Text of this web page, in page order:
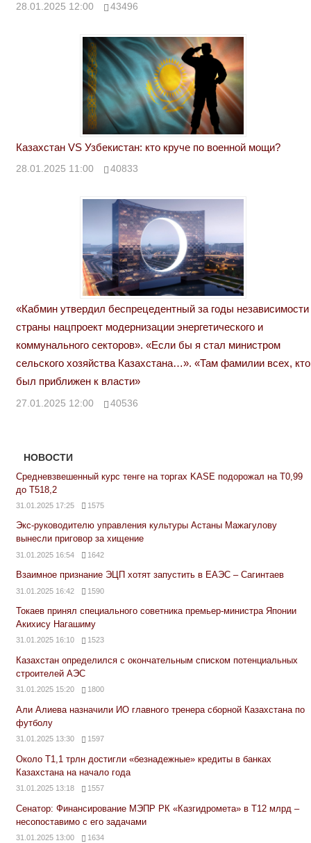
28.01.2025 12:00 43496
Казахстан VS Узбекистан: кто круче по военной мощи?
28.01.2025 11:00 40833
«Кабмин утвердил беспрецедентный за годы независимости
страны нацпроект модернизации энергетического и
коммунального секторов». «Если бы я стал министром
сельского хозяйства Казахстана…». «Там фамилии всех, кто
был приближен к власти»
27.01.2025 12:00 40536
НОВОСТИ
Средневзвешенный курс тенге на торгах KASE подорожал на Т0,99
до Т518,2
31.01.2025 17:25 1575
Экс-руководителю управления культуры Астаны Мажагулову
вынесли приговор за хищение
31.01.2025 16:54 1642
Взаимное признание ЭЦП хотят запустить в ЕАЭС – Сагинтаев
31.01.2025 16:42 1590
Токаев принял специального советника премьер-министра Японии
Акихису Нагашиму
31.01.2025 16:10 1523
Казахстан определился с окончательным списком потенциальных
строителей АЭС
31.01.2025 15:20 1800
Али Алиева назначили ИО главного тренера сборной Казахстана по
футболу
31.01.2025 13:30 1597
Около Т1,1 трлн достигли «безнадежные» кредиты в банках
Казахстана на начало года
31.01.2025 13:18 1557
Сенатор: Финансирование МЭПР РК «Казгидромета» в Т12 млрд –
несопоставимо с его задачами
31.01.2025 13:00 1634